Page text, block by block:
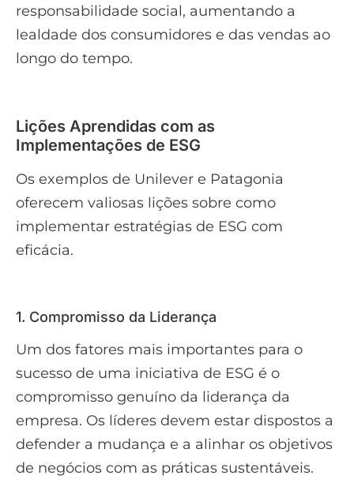
responsabilidade social, aumentando a
lealdade dos consumidores e das vendas ao
longo do tempo.
Lições Aprendidas com as
Implementações de ESG
Os exemplos de Unilever e Patagonia
oferecem valiosas lições sobre como
implementar estratégias de ESG com
eficácia.
1. Compromisso da Liderança
Um dos fatores mais importantes para o
sucesso de uma iniciativa de ESG é o
compromisso genuíno da liderança da
empresa. Os líderes devem estar dispostos a
defender a mudança e a alinhar os objetivos
de negócios com as práticas sustentáveis.